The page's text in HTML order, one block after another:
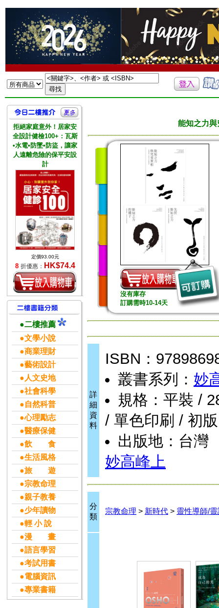
拒絕家庭意外！居家安
全設計健檢100+：瓦斯
•水電•防墜•防盜，讓家
人遠離危險的保平安設
計
定價93.00元
8 折優惠： HK$74.4
●二樓推薦
●文學小說
●商業理財
●藝術設計
●人文史地
●社會科學
●自然科普
●心理勵志
●醫療保健
●飲 食
●生活風格
●旅 遊
●宗教命理
●親子教養
●少年讀物
●輕 小 說
●漫 畫
●語言學習
●考試用書
●電腦資訊
●專業書籍
能知之力
沒有庫存
訂購需時10-14天
詳
細
資
料
ISBN：
叢書系列： 妙
規格：平裝 /
/ 單色印刷 / 初版
出版地：台灣
妙高峰上
分
類
宗教命理 > 新時代 > 靈性導師/